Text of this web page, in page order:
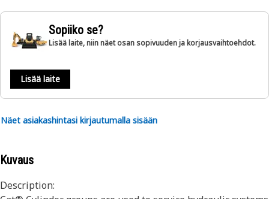
Sopiiko se?
Lisää laite, niin näet osan sopivuuden ja korjausvaihtoehdot.
Lisää laite
Näet asiakashintasi kirjautumalla sisään
Kuvaus
Description: